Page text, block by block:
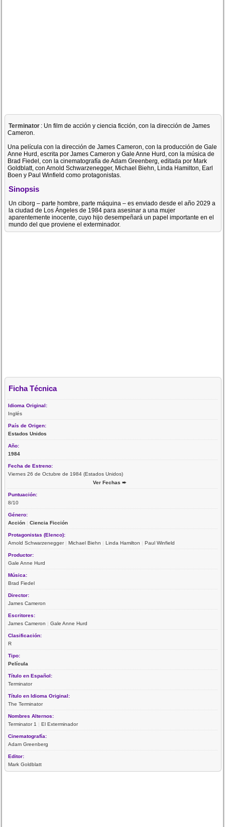
Terminator : Un film de acción y ciencia ficción, con la dirección de James
Cameron.
Una película con la dirección de James Cameron, con la producción de Gale
Anne Hurd, escrita por James Cameron y Gale Anne Hurd, con la música de
Brad Fiedel, con la cinematografía de Adam Greenberg, editada por Mark
Goldblatt, con Arnold Schwarzenegger, Michael Biehn, Linda Hamilton, Earl
Boen y Paul Winfield como protagonistas.
Sinopsis
Un ciborg – parte hombre, parte máquina – es enviado desde el año 2029 a
la ciudad de Los Ángeles de 1984 para asesinar a una mujer
aparentemente inocente, cuyo hijo desempeñará un papel importante en el
mundo del que proviene el exterminador.
Ficha Técnica
Idioma Original:
Inglés
País de Origen:
Estados Unidos
Año:
1984
Fecha de Estreno:
Viernes 26 de Octubre de 1984 (Estados Unidos)
Ver Fechas ➨
Puntuación:
8/10
Género:
Acción |Ciencia Ficción
Protagonistas (Elenco):
Arnold Schwarzenegger|Michael Biehn |Linda Hamilton |Paul Winfield
Productor:
Gale Anne Hurd
Música:
Brad Fiedel
Director:
James Cameron
Escritores:
James Cameron |Gale Anne Hurd
Clasificación:
R
Tipo:
Película
Título en Español:
Terminator
Título en Idioma Original:
The Terminator
Nombres Alternos:
Terminator 1 |El Exterminador
Cinematografía:
Adam Greenberg
Editor:
Mark Goldblatt